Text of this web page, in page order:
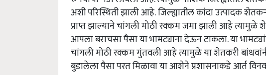
अशी परिस्थिती झाली आहे.जिल्ह्यातील कांदा उत्पादक
प्राप्त झाल्याने चांगली मोठी रक्कम जमा झाली आहे त्यामुळे
आपला बराचसा पैसा या भामट्याना देऊन टाकला. या
चांगली मोठी रक्कम गुंतवली आहे त्यामुळे या शेतकरी
बुडालेला पैसा परत मिळावा या आशेने प्रशासनाकडे आर्त